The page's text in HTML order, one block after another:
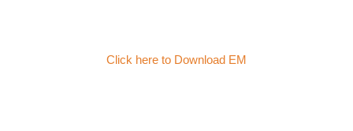
Click here to Download EM